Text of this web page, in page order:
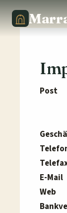
Post
E-Mail
Web